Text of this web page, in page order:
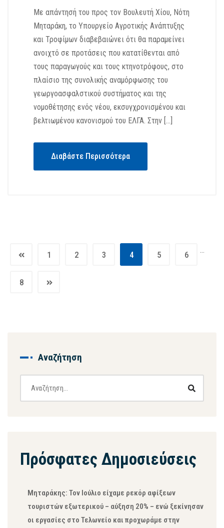
Με απάντησή του προς τον Βουλευτή Χίου, Νότη
Μηταράκη, το Υπουργείο Αγροτικής Ανάπτυξης
και Τροφίμων διαβεβαιώνει ότι θα παραμείνει
ανοιχτό σε προτάσεις που κατατίθενται από
τους παραγωγούς και τους κτηνοτρόφους, στο
πλαίσιο της συνολικής αναμόρφωσης του
γεωργοασφαλστικού συστήματος και της
νομοθέτησης ενός νέου, εκσυγχρονισμένου και
βελτιωμένου κανονισμού του ΕΛΓΑ. Στην […]
Διαβάστε Περισσότερα
1 2 3 4 5 6 …
8
Αναζήτηση
Πρόσφατες Δημοσιεύσεις
Μηταράκης: Τον Ιούλιο είχαμε ρεκόρ αφίξεων
τουριστών εξωτερικού – αύξηση 20% – ενώ ξεκίνησαν
οι εργασίες στο Τελωνείο και προχωράμε στην